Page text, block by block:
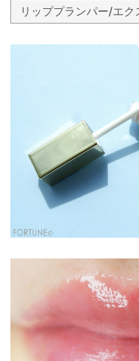
リッププランパー/エク